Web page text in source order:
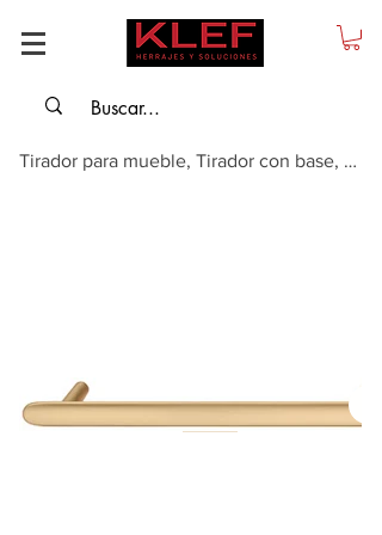
Tirador para mueble, Tirador con base, Aleación de zinc, modelo H2135, dorado...